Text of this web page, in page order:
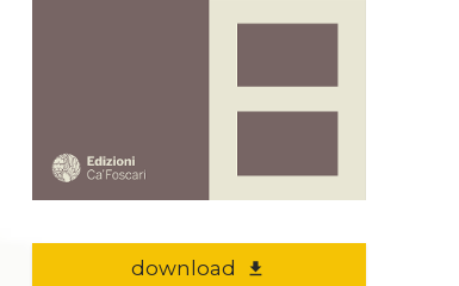
download file_download